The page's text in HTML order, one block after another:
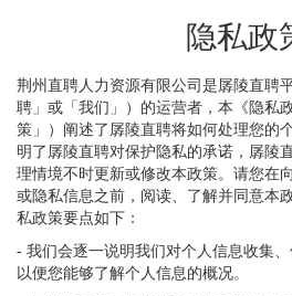
隐私政
荆州直聘人力资源有限公司是孱陵直聘
聘」或「我们」）的运营者，本《隐私
策」）阐述了孱陵直聘将如何处理您的
明了孱陵直聘对保护隐私的承诺，孱陵
理情境不时更新或修改本政策。请您在
或隐私信息之前，阅读、了解并同意本
私政策要点如下：
- 我们会逐一说明我们对个人信息收集
以便您能够了解个人信息的概况。